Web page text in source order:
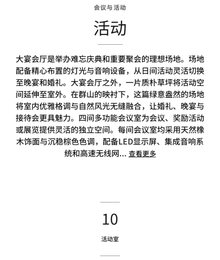
会议与活动
活动
大宴会厅是举办难忘庆典和重要聚会的理想场地。场地
配备精心布置的灯光与音响设备，从日间活动灵活切换
至晚宴和婚礼。大宴会厅之外，一片质朴草坪将活动空
间延伸至室外。在群山的映衬下，这篇绿意盎然的场地
将室内优雅格调与自然风光无缝融合，让婚礼、晚宴与
接待会更具魅力。四间多功能会议室为会议、奖励活动
或展览提供灵活的独立空间。每间会议室均采用天然橡
木饰面与沉稳棕色色调，配备LED显示屏、集成音响系
统和高速无线网... 查看更多
10
活动室